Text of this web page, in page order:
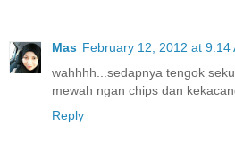
Mas February 12, 2012 at 9:14
wahhhh...sedapnya tengok sekut
mewah ngan chips dan
Reply